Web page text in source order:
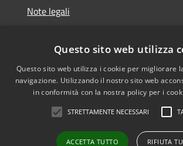
Note legali
Accessibilità
Copyright
Questo sito web utilizza
Questo sito web utilizza i cookie per migliorare
navigazione. Utilizzando il nostro sito web
in conformità con la nostra policy per i
STRETTAMENTE NECESSARI
ACCETTA TUTTO RIFIUTA